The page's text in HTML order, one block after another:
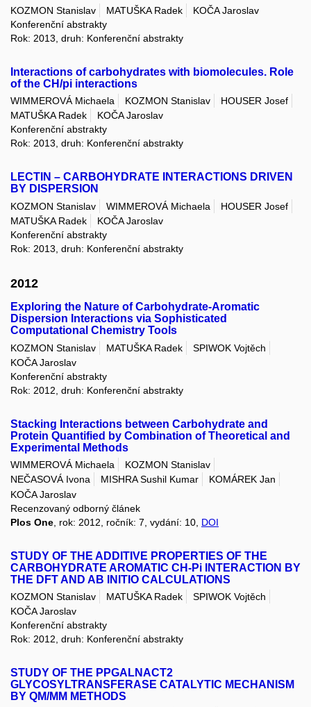
KOZMON Stanislav MATUŠKA Radek
KOČA Jaroslav
Konferenční abstrakty
Rok: 2013, druh: Konferenční abstrakty
Interactions of carbohydrates with biomolecules. Role
of the CH/pi interactions
WIMMEROVÁ Michaela KOZMON Stanislav
HOUSER Josef
MATUŠKA Radek
KOČA Jaroslav
Konferenční abstrakty
Rok: 2013, druh: Konferenční abstrakty
LECTIN – CARBOHYDRATE INTERACTIONS DRIVEN
BY DISPERSION
KOZMON Stanislav WIMMEROVÁ Michaela
HOUSER Josef
MATUŠKA Radek
KOČA Jaroslav
Konferenční abstrakty
Rok: 2013, druh: Konferenční abstrakty
2012
Exploring the Nature of Carbohydrate-Aromatic
Dispersion Interactions via Sophisticated
Computational Chemistry Tools
KOZMON Stanislav MATUŠKA Radek
SPIWOK Vojtěch
KOČA Jaroslav
Konferenční abstrakty
Rok: 2012, druh: Konferenční abstrakty
Stacking Interactions between Carbohydrate and
Protein Quantified by Combination of Theoretical and
Experimental Methods
WIMMEROVÁ Michaela
KOZMON Stanislav
NEČASOVÁ Ivona
MISHRA Sushil Kumar
KOMÁREK Jan
KOČA Jaroslav
Recenzovaný odborný článek
Plos One , rok: 2012, ročník: 7, vydání: 10, DOI
STUDY OF THE ADDITIVE PROPERTIES OF THE
CARBOHYDRATE AROMATIC CH-Pi INTERACTION BY
THE DFT AND AB INITIO CALCULATIONS
KOZMON Stanislav MATUŠKA Radek
SPIWOK Vojtěch
KOČA Jaroslav
Konferenční abstrakty
Rok: 2012, druh: Konferenční abstrakty
STUDY OF THE PPGALNACT2
GLYCOSYLTRANSFERASE CATALYTIC MECHANISM
BY QM/MM METHODS